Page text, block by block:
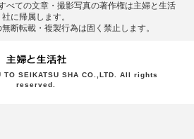
べての⽂章・撮影写真の著作権は主婦と⽣活
社に帰属します。
断転載・複製⾏為は固く禁⽌します。
TO SEIKATSU SHA CO.,LTD. All rights
reserved.